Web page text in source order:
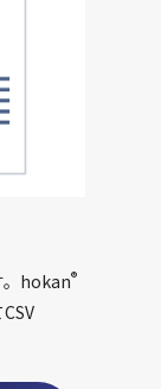
。hokan®